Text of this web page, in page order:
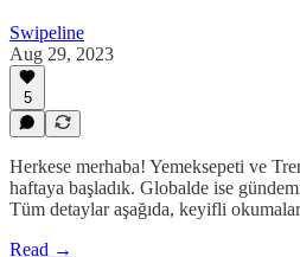
Swipeline
Aug 29, 2023
5
Herkese merhaba! Yemeksepeti ve
haftaya başladık. Globalde ise
Tüm detaylar aşağıda, keyifli
Read →